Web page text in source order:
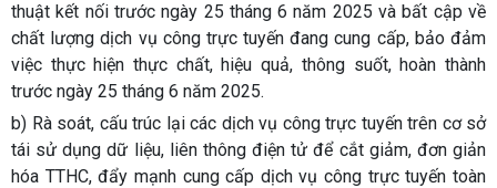
thuật kết nối trước ngày 25 tháng 6 năm 2025 và bất cập về
chất lượng dịch vụ công trực tuyến đang cung cấp, bảo đảm
việc thực hiện thực chất, hiệu quả, thông suốt, hoàn thành
trước ngày 25 tháng 6 năm 2025.
b) Rà soát, cấu trúc lại các dịch vụ công trực tuyến trên cơ sở
tái sử dụng dữ liệu, liên thông điện tử để cắt giảm, đơn giản
hóa TTHC, đẩy mạnh cung cấp dịch vụ công trực tuyến toàn